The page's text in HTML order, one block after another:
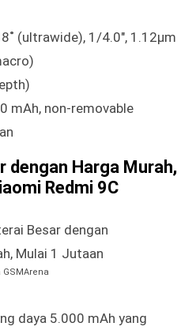
(ultrawide), 1/4.0″, 1.12µm
mAh, non-removable
dengan Harga Murah,
Redmi 9C
GSMArena
daya 5.000 mAh yang